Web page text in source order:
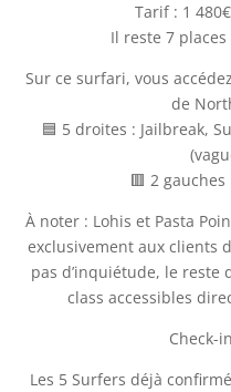
­Tarif : 1
Il reste 7 places
­Sur ce surfari, vous
de
🟦 5 droites : Jailbreak,
🟥 2
À noter : Lohis et Pasta
exclusivement aux clients
pas d’inquiétude, le reste
class accessibles
Check-
Les 5 Surfers déjà